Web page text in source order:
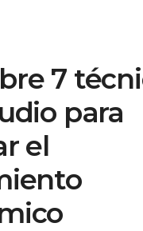
7
para
el